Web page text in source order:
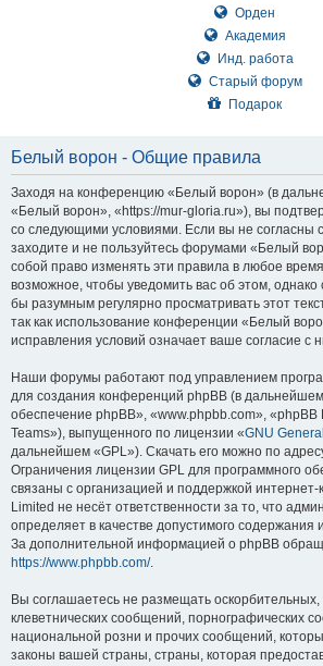
Орден
Академия
Инд. работа
Старый форум
Подарок
Белый ворон - Общие правила
Заходя на конференцию «Белый ворон» (в
«Белый ворон», «https://mur-gloria.ru»), вы
со следующими условиями. Если вы не согласны
заходите и не пользуйтесь форумами «Белый
собой право изменять эти правила в любое
возможное, чтобы уведомить вас об этом,
бы разумным регулярно просматривать этот
так как использование конференции «Белый
исправления условий означает ваше согласие с
Наши форумы работают под управлением
для создания конференций phpBB (в
обеспечение phpBB», «www.phpbb.com», «phpBB
Teams»), выпущенного по лицензии «GNU
дальнейшем «GPL»). Скачать его можно по
Ограничения лицензии GPL для программного
связаны с организацией и поддержкой
Limited не несёт ответственности за то, что
определяет в качестве допустимого содержания
За дополнительной информацией о phpBB
https://www.phpbb.com/.
Вы соглашаетесь не размещать оскорбительных,
клеветнических сообщений, порнографических
национальной розни и прочих сообщений,
законы вашей страны, страны, которая